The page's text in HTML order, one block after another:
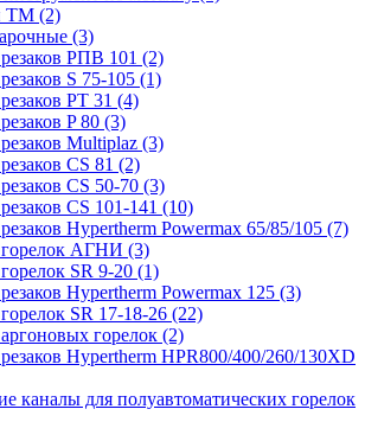
ТМ (2)
(3)
РПВ 101 (2)
S 75-105 (1)
PT 31 (4)
P 80 (3)
Multiplaz (3)
CS 81 (2)
CS 50-70 (3)
CS 101-141 (10)
Hypertherm Powermax 65/85/105 (7)
горелок АГНИ (3)
SR 9-20 (1)
Hypertherm Powermax 125 (3)
SR 17-18-26 (22)
горелок (2)
Hypertherm HPR800/400/260/130XD
каналы для полуавтоматических горелок